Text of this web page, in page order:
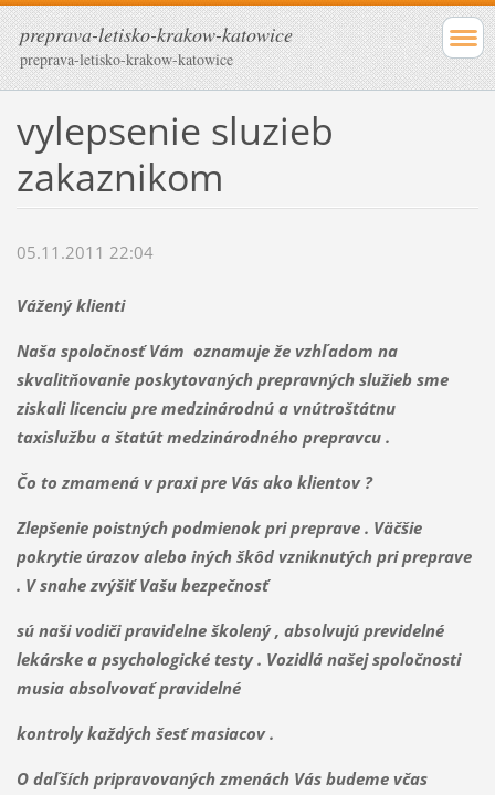
preprava-letisko-krakow-katowice
preprava-letisko-krakow-katowice
vylepsenie sluzieb
zakaznikom
05.11.2011 22:04
Vážený klienti
Naša spoločnosť Vám oznamuje že vzhľadom na
skvalitňovanie poskytovaných prepravných služieb sme
ziskali licenciu pre medzinárodnú a vnútroštátnu
taxislužbu a štatút medzinárodného prepravcu .
Čo to zmamená v praxi pre Vás ako klientov ?
Zlepšenie poistných podmienok pri preprave . Väčšie
pokrytie úrazov alebo iných škôd vzniknutých pri preprave
. V snahe zvýšiť Vašu bezpečnosť
sú naši vodiči pravidelne školený , absolvujú previdelné
lekárske a psychologické testy . Vozidlá našej spoločnosti
musia absolvovať pravidelné
kontroly každých šesť masiacov .
O daľších pripravovaných zmenách Vás budeme včas